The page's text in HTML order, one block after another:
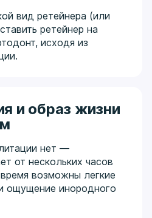
вид ретейнера (или
ретейнер на
исходя из
и образ жизни
нет —
от нескольких часов
возможны легкие
ощущение инородного